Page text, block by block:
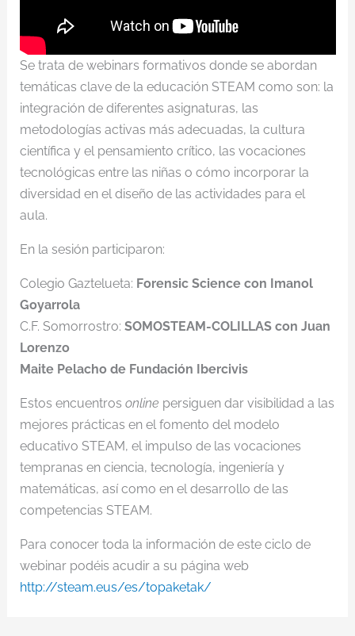
Se trata de webinars formativos donde se abordan
temáticas clave de la educación STEAM como son: la
integración de diferentes asignaturas, las
metodologías activas más adecuadas, la cultura
científica y el pensamiento crítico, las vocaciones
tecnológicas entre las niñas o cómo incorporar la
diversidad en el diseño de las actividades para el
aula.
En la sesión participaron:
Colegio Gaztelueta: Forensic Science con Imanol
Goyarrola
C.F. Somorrostro: SOMOSTEAM-COLILLAS con Juan
Lorenzo
Maite Pelacho de Fundación Ibercivis
Estos encuentros online persiguen dar visibilidad a las
mejores prácticas en el fomento del modelo
educativo STEAM, el impulso de las vocaciones
tempranas en ciencia, tecnología, ingeniería y
matemáticas, así como en el desarrollo de las
competencias STEAM.
Para conocer toda la información de este ciclo de
webinar podéis acudir a su página web
http://steam.eus/es/topaketak/